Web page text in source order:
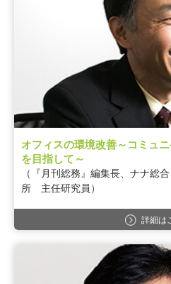
オフィスの環境改善～コミュ
を目指して～
（『月刊総務』編集長、ナナ総
所 主任研究員）
詳細は